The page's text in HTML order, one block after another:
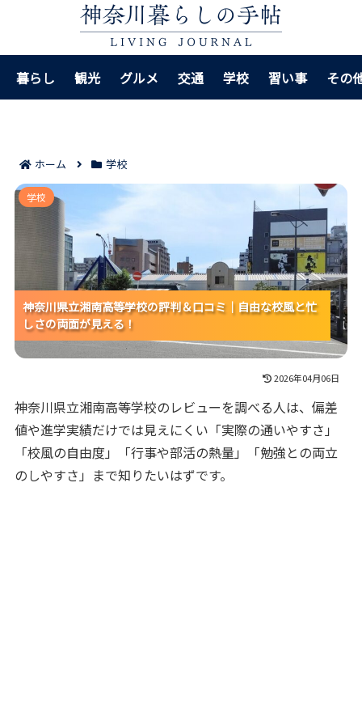
暮らし 観光 グルメ 交通 学校 習い事 その
ホーム 学校
神奈川県立湘南高等学校の評判＆口コミ｜自由な校風
と忙しさの両面が見える！
神奈川県立湘南高等学校の評判＆口コミ｜自由な校風と忙
しさの両面が見える！
神奈川県立湘南高等学校の評判＆口コミ｜自由な校風と忙
しさの両面が見える！
神奈川県立湘南高等学校の評判＆口コミ｜自由な校風と忙
しさの両面が見える！
学校
2026年04月06日
神奈川県立湘南高等学校のレビューを調べる人は、偏差
値や進学実績だけでは見えにくい「実際の通いやすさ」
「校風の自由度」「行事や部活の熱量」「勉強との両立
のしやすさ」まで知りたいはずです。